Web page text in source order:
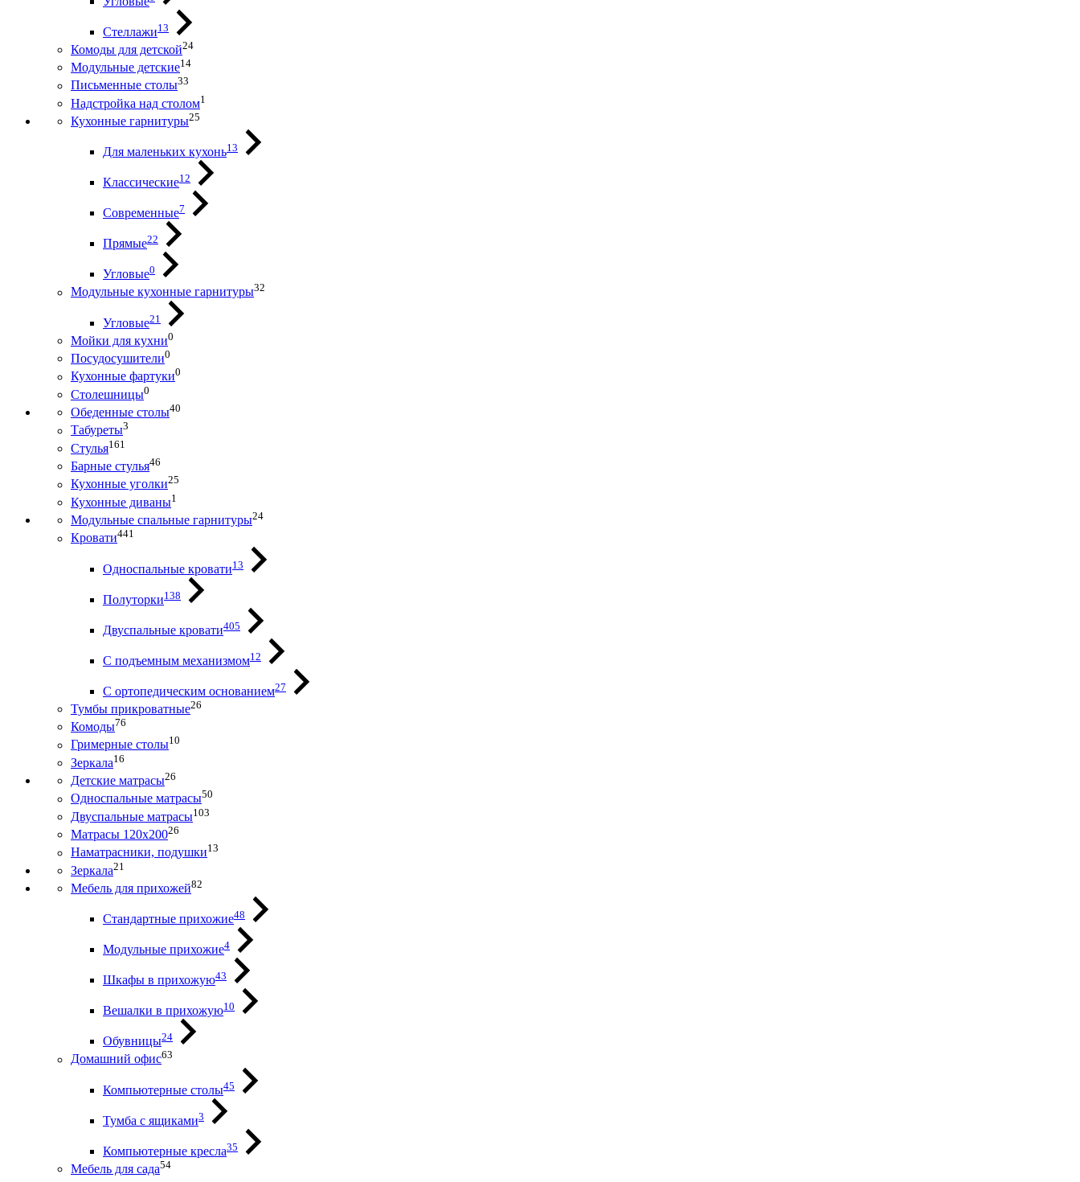
Стеллажи13
Комоды для детской24
Модульные детские14
Письменные столы33
Надстройка над столом1
Кухонные гарнитуры25
Для маленьких кухонь13
Классические12
Современные7
Прямые22
Угловые0
Модульные кухонные гарнитуры32
Угловые21
Мойки для кухни0
Посудосушители0
Кухонные фартуки0
Столешницы0
Обеденные столы40
Табуреты3
Стулья161
Барные стулья46
Кухонные уголки25
Кухонные диваны1
Модульные спальные гарнитуры24
Кровати441
Односпальные кровати13
Полуторки138
Двуспальные кровати405
С подъемным механизмом12
С ортопедическим основанием27
Тумбы прикроватные26
Комоды76
Гримерные столы10
Зеркала16
Детские матрасы26
Односпальные матрасы50
Двуспальные матрасы103
Матрасы 120х20026
Наматрасники, подушки13
Зеркала21
Мебель для прихожей82
Стандартные прихожие48
Модульные прихожие4
Шкафы в прихожую43
Вешалки в прихожую10
Обувницы24
Домашний офис63
Компьютерные столы45
Тумба с ящиками3
Компьютерные кресла35
Мебель для сада54